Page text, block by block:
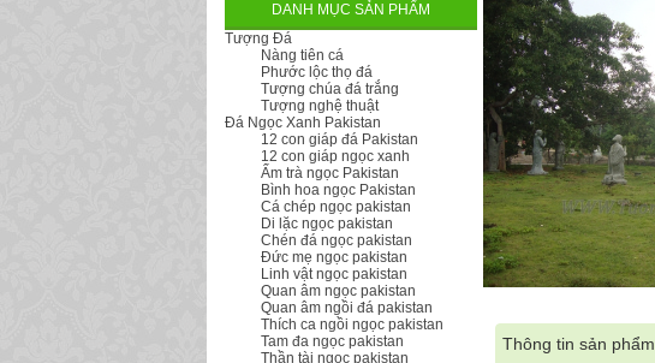
Thông tin sản phẩm
DANH MỤC SẢN PHẨM
Tượng Đá
Nàng tiên cá
Phước lộc thọ đá
Tượng chúa đá trắng
Tượng nghệ thuật
Đá Ngọc Xanh Pakistan
12 con giáp đá Pakistan
12 con giáp ngọc xanh
Ấm trà ngọc Pakistan
Bình hoa ngọc Pakistan
Cá chép ngọc pakistan
Di lặc ngọc pakistan
Chén đá ngọc pakistan
Đức mẹ ngọc pakistan
Linh vật ngọc pakistan
Quan âm ngọc pakistan
Quan âm ngồi đá pakistan
Thích ca ngồi ngọc pakistan
Tam đa ngọc pakistan
Thần tài ngọc pakistan